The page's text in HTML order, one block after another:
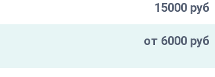
15000 руб
от 6000 руб